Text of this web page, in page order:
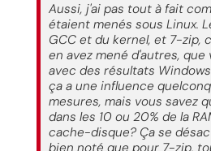
Aussi, j'ai pas tout à fait
étaient menés sous Linux.
GCC et du kernel, et 7-zip,
en avez mené d'autres, que
avec des résultats
ça a une influence
mesures, mais vous savez
dans les 10 ou 20% de la
cache-disque? Ça se